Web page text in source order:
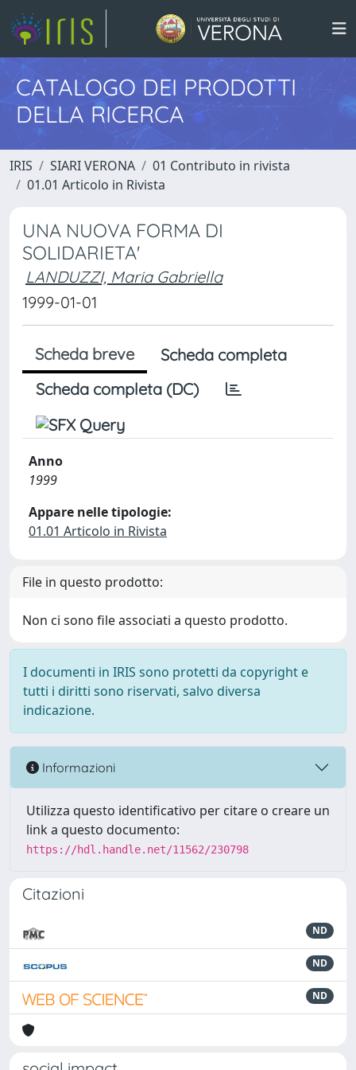
CATALOGO DEI PRODOTTI
DELLA RICERCA
IRIS SIARI VERONA
01 Contributo in rivista
01.01 Articolo in Rivista
UNA NUOVA FORMA DI
SOLIDARIETA'
LANDUZZI, Maria Gabriella
1999-01-01
Scheda breve
Scheda completa
Scheda completa (DC)
Anno
1999
Appare nelle tipologie:
01.01 Articolo in Rivista
File in questo prodotto:
Non ci sono file associati a questo prodotto.
I documenti in IRIS sono protetti da copyright e
tutti i diritti sono riservati, salvo diversa
indicazione.
Informazioni
Utilizza questo identificativo per citare o creare un
link a questo documento:
https://hdl.handle.net/11562/230798
Citazioni
ND
ND
ND